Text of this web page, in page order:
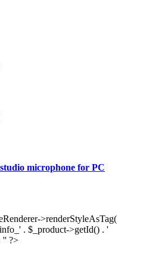
microphone for PC
>renderStyleAsTag(
. $_product->getId() . '
'' ?>